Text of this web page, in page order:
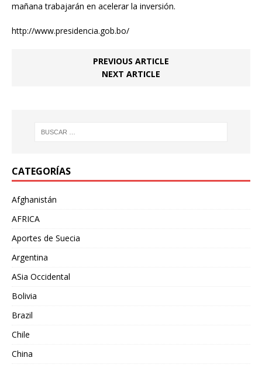
mañana trabajarán en acelerar la inversión.
http://www.presidencia.gob.bo/
PREVIOUS ARTICLE
NEXT ARTICLE
CATEGORÍAS
Afghanistán
AFRICA
Aportes de Suecia
Argentina
ASia Occidental
Bolivia
Brazil
Chile
China